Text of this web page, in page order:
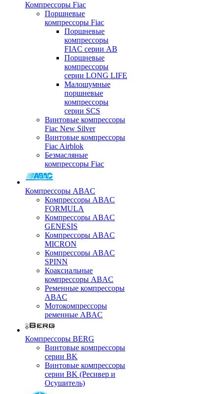
Компрессоры Fiac
Поршневые
компрессоры Fiac
Поршневые
компрессоры
FIAC серии AB
Поршневые
компрессоры
серии LONG LIFE
Малошумные
поршневые
компрессоры
серии SCS
Винтовые компрессоры
Fiac New Silver
Винтовые компрессоры
Fiac Airblok
Безмасляные
компрессоры Fiac
Компрессоры ABAC
Компрессоры ABAC
FORMULA
Компрессоры ABAC
GENESIS
Компрессоры ABAC
MICRON
Компрессоры ABAC
SPINN
Коаксиальные
компрессоры ABAC
Ременные компрессоры
ABAC
Мотокомпрессоры
ременные ABAC
Компрессоры BERG
Винтовые компрессоры
серии BK
Винтовые компрессоры
серии BK (Ресивер и
Осушитель)